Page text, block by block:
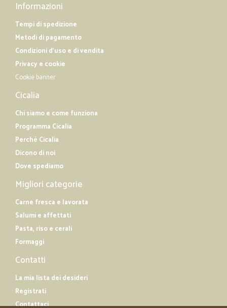
Informazioni
Tempi di spedizione
Metodi di pagamento
Condizioni d'uso e di vendita
Privacy e cookie
Cookie banner
Cicalia
Chi siamo e come funziona
Programma Cicalia
Perché Cicalia
Dicono di noi
Dove spediamo
Migliori categorie
Carne fresca e lavorata
Salumi e affettati
Pasta, riso e cerali
Formaggi
Contatti
La mia lista dei desideri
Registrati
Contattaci